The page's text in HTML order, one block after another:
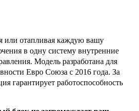
или отапливая каждую вашу
в одну систему внутренние
Модель разработана для
Евро Союза с 2016 года. За
гарантирует работоспособность